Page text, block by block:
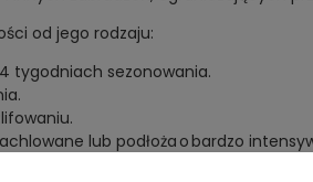
od jego rodzaju:
tygodniach sezonowania.
lub podłoża o bardzo
pomaluj gruntem głęboko